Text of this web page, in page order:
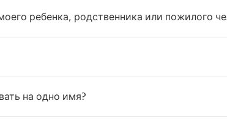
ребенка, родственника или пожилого
на одно имя?